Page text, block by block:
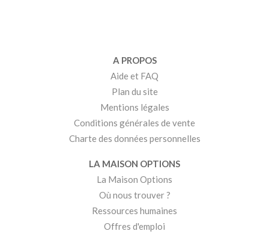
A PROPOS
Aide et FAQ
Plan du site
Mentions légales
Conditions générales de vente
Charte des données personnelles
LA MAISON OPTIONS
La Maison Options
Où nous trouver ?
Ressources humaines
Offres d'emploi